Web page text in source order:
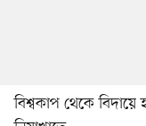
বিশ্বকাপ থেকে